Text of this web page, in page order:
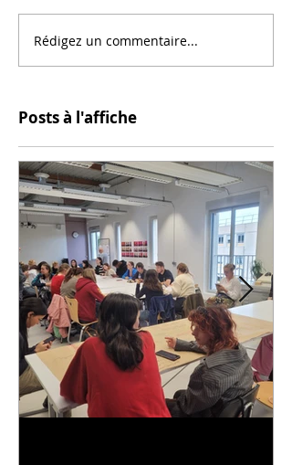
Rédigez un commentaire...
Posts à l'affiche